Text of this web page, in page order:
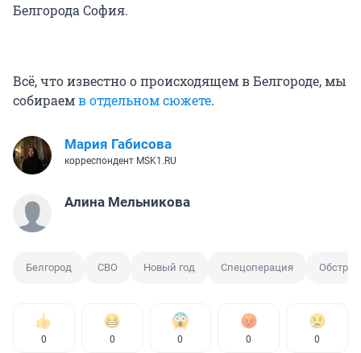
Белгорода София.
Всё, что известно о происходящем в Белгороде, мы
собираемв отдельном сюжете.
Мария Габисова
корреспондент MSK1.RU
Алина Мельникова
Белгород СВО Новый год Спецоперация Обстрел
0 0 0 0 0